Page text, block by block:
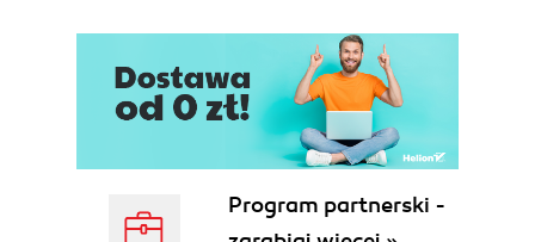
Tworzenie modelu sztucznej inteligencji za
pomocą twierdzenia Bayesa 103
Zwykle zakłada się, że wysokopoziomowe
prawdopodobieństwa klas są sobie równe 105
Kilka innych drobnostek 106
Usuwanie nieistotnych znaków
Program partnerski -